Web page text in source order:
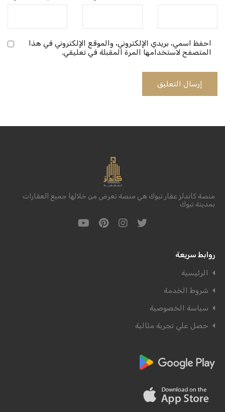
احفظ اسمي، بريدي الإلكتروني، والموقع الإلكتروني في هذا
المتصفح لاستخدامها المرة المقبلة في تعليقي.
منصة كاندلز عقار تبوك هي منصة تعرض من خلالها جميع العقارات
بمدينة تبوك
روابط سريعة
الرئيسية
شروط الخدمة
سياسة الخصوصية
حصل علي تجربة مثالية